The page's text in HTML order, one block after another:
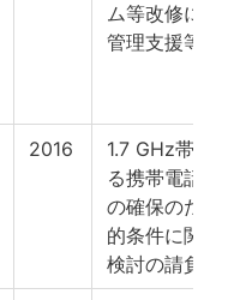
ム等改修に係
管理支援等
2016
1.7 GHz帯等に
る携帯電話用
の確保のための
的条件に関す
検討の請負